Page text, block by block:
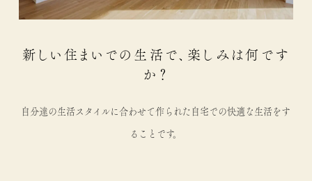
新しい住まいでの生活で、楽しみは何です
か？
自分達の生活スタイルに合わせて作られた自宅での快適な生活をす
ることです。